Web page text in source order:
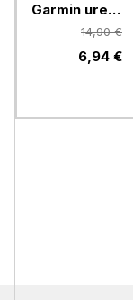
Garmin ure,
26mm, rdeč
14,90 €
6,94 €